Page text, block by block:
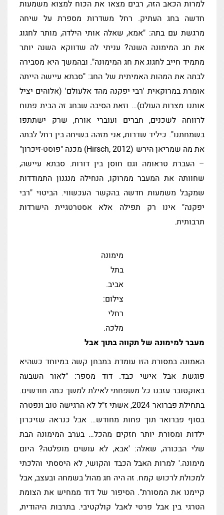
למרות הכאב הזה, רבים מצאו את הכוח למצוא משמעות
חדשה בחג העתיק. רחל משדרות מספרת על שיחה
מרגשת עם בתה: "אמא, שאלה אותי הילדה, מותר לחגוג
את חג המימונה השנה? עניתי לה שדווקא השנה יותר
מתמיד חייב לחגוג את חג המימונה". ובהמשך היא מסבירה
לבתה את המהות האמיתית של החג: "סבתא עיישה הייתה
אומרת במרוקאית 'רבי יפקנה מהד אלעולם' (אלוהים יציל
אותנו מצרות העולם)… וזאת הסיבה שבחג זה הבית פתוח
לרווחה לשכנים, חברים ועוברי אורח, שרק ישתתפו
בשמחתנו". כיליד שדרות, אני מזהה בשיחה בין רחל לבתה
את מה שמריאן הירש (Hirsch, 2012) מכנה "פוסט-זיכרון"
– העברת טראומה וגם חוסן בין דורות. סבתא עיישה,
שחוותה את המעבר ממרוקו, הנחילה מנגנון התמודדות
שמקבל משמעות חדשה בהקשר העכשווי. הביטוי "רבי
יפקנה" אינו רק תפילה אלא אסטרטגיית הישרדות
תרבותית.
מימונה
בתל
אביב.
צילום:
רחלי
מלכה.
מעבר למימונה של תקווה בתוך אבל
האמונה במסורת הזו עומדת במבחן קשה במיוחד כשהיא
פוגשת אבל אישי כבד. דוד מספר: "לאור השבעה
באוקטובר עזבנו כל משפחתי לאילת למשך כמה חודשים.
בתחילת פברואר 2024, אשתי ז"ל לא הרגישה טוב ונפטרה
בסוף פברואר תוך פחות מחודש… אבל כנראה שזיכרון
ילדות ומסורת יותר חזקים מהכל… בערב המימונה הבת
שלי הבכורה, שאלה: 'אבא, לא עושים מופלטה? היום
מימונה.' למרות האבל הכבד והקושי, לא היססתי והלכתי
למכולת לרכוש קמח. זה היה חג מהול בשמחה ובעצב, אבל
קיימנו את המסורת". הסיפור של דוד ממחיש את הצומת
הטרגי בין אבל פרטי לאבל קולקטיבי. בתרבות היהודית,